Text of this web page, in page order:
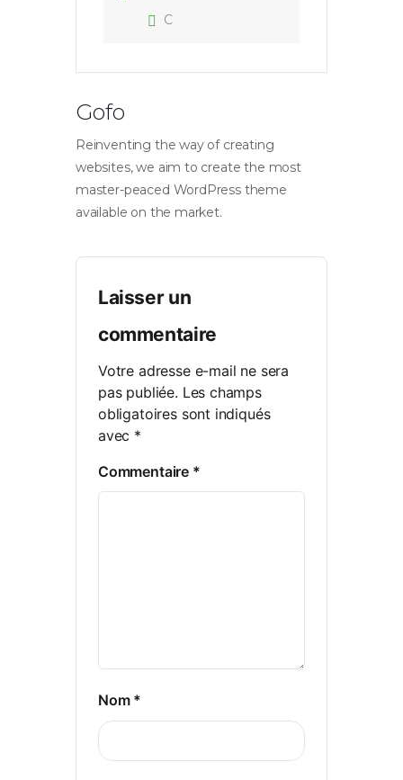
C
Gofo
Reinventing the way of creating
websites, we aim to create the most
master-peaced WordPress theme
available on the market.
Laisser un
commentaire
Votre adresse e-mail ne sera
pas publiée. Les champs
obligatoires sont indiqués
avec *
Commentaire *
Nom *